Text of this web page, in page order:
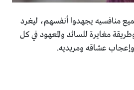
منافسيه يجهدوا أنفسهم، ليغرد
مغايرة للسائد والمعهود في كل
عشاقه ومريديه.‏